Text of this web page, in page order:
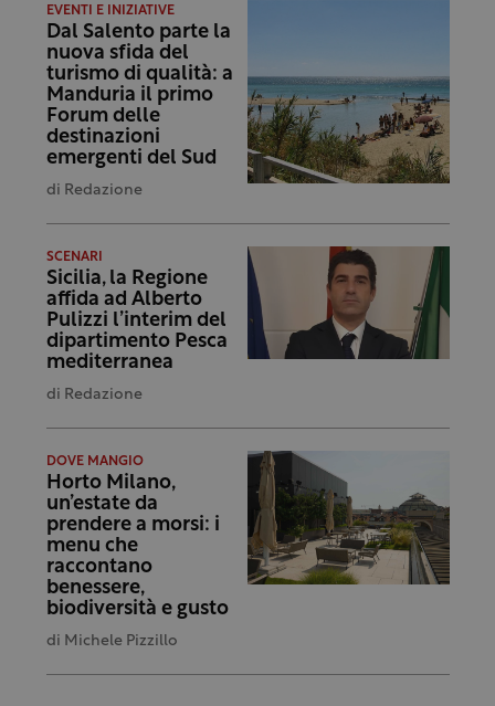
EVENTI E INIZIATIVE
Dal Salento parte la
nuova sfida del
turismo di qualità: a
Manduria il primo
Forum delle
destinazioni
emergenti del Sud
di Redazione
SCENARI
Sicilia, la Regione
affida ad Alberto
Pulizzi l’interim del
dipartimento Pesca
mediterranea
di Redazione
DOVE MANGIO
Horto Milano,
un’estate da
prendere a morsi: i
menu che
raccontano
benessere,
biodiversità e gusto
di Michele Pizzillo